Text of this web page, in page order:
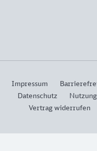
Impressum
Datenschutz
Vertrag widerrufen